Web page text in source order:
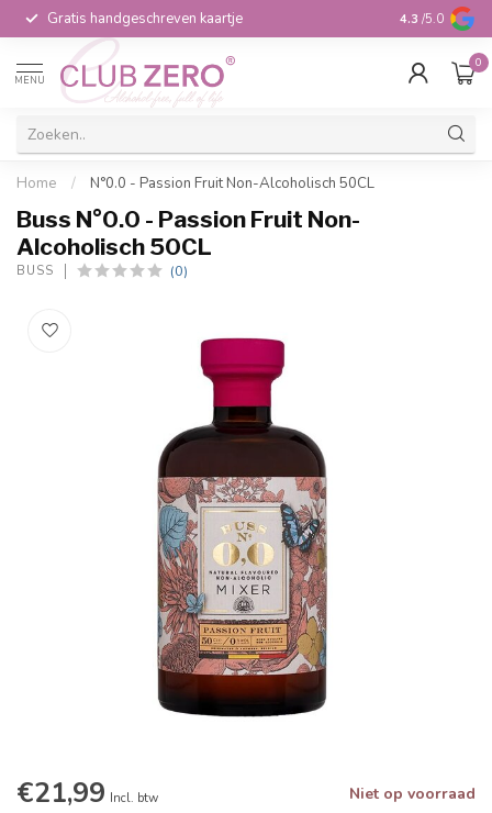
Gratis handgeschreven kaartje Voor 16:00
4.3 /5.0
MENU
0
Home / N°0.0 - Passion Fruit Non-Alcoholisch 50CL
Buss N°0.0 - Passion Fruit Non-
Alcoholisch 50CL
BUSS (0)
€21,99 Incl. btw Niet op voorraad